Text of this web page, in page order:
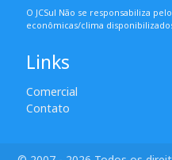
O JCSul Não se responsabiliza
econômicas/clima
Links
Comercial
Contato